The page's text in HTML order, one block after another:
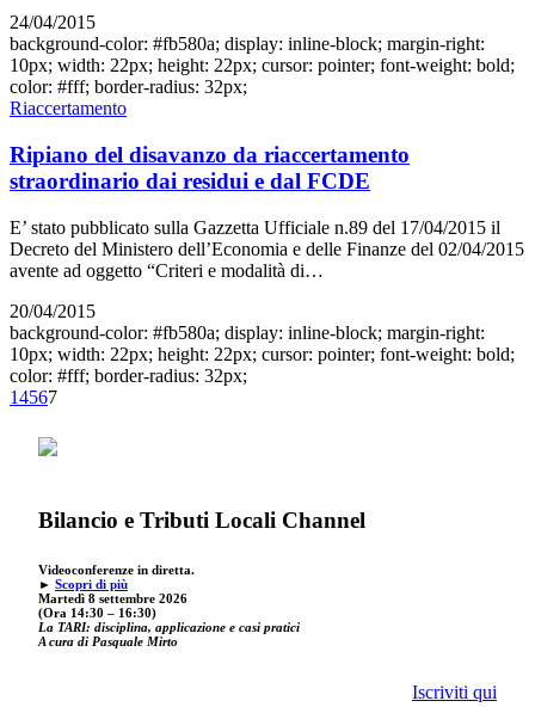
24/04/2015
background-color: #fb580a; display: inline-block; margin-right:
10px; width: 22px; height: 22px; cursor: pointer; font-weight: bold;
color: #fff; border-radius: 32px;
Riaccertamento
Ripiano del disavanzo da riaccertamento
straordinario dai residui e dal FCDE
E’ stato pubblicato sulla Gazzetta Ufficiale n.89 del 17/04/2015 il
Decreto del Ministero dell’Economia e delle Finanze del 02/04/2015
avente ad oggetto “Criteri e modalità di…
20/04/2015
background-color: #fb580a; display: inline-block; margin-right:
10px; width: 22px; height: 22px; cursor: pointer; font-weight: bold;
color: #fff; border-radius: 32px;
14567
Bilancio e Tributi Locali Channel
Videoconferenze in diretta.
► Scopri di più
Martedì 8 settembre 2026
(Ora 14:30 – 16:30)
La TARI: disciplina, applicazione e casi pratici
A cura di Pasquale Mirto
Iscriviti qui